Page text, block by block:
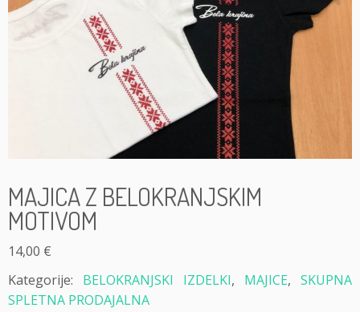
MAJICA Z BELOKRANJSKIM
MOTIVOM
14,00 €
Kategorije: BELOKRANJSKI IZDELKI, MAJICE, SKUPNA
SPLETNA PRODAJALNA